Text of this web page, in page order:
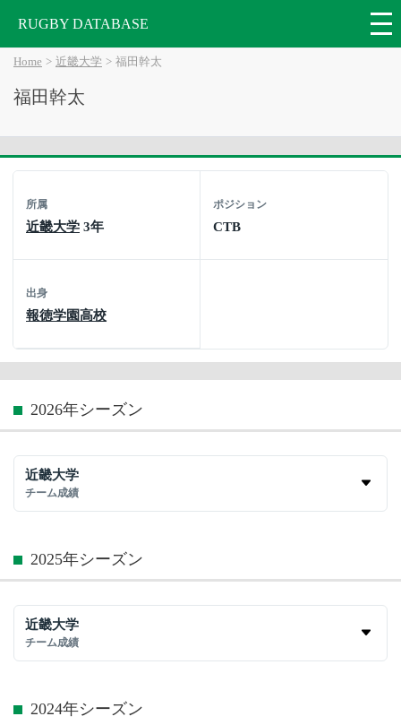
RUGBY DATABASE
Home 近畿大学 福田幹太
福田幹太
所属
近畿大学 3年
ポジション
CTB
出身
報徳学園高校
2026年シーズン
近畿大学
チーム成績
2025年シーズン
近畿大学
チーム成績
2024年シーズン